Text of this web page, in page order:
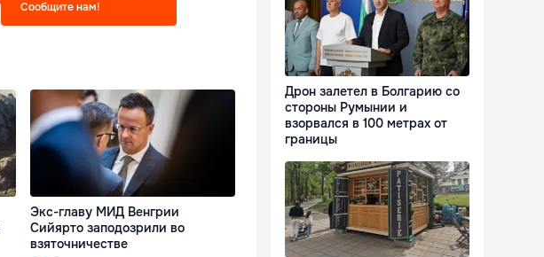
Сообщите нам!
Экс-главу МИД Венгрии
Сийярто заподозрили во
взяточничестве
Дрон залетел в Болгарию со
стороны Румынии и
взорвался в 100 метрах от
границы